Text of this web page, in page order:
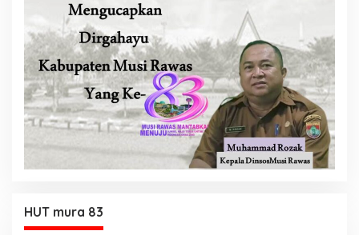
HUT mura 83